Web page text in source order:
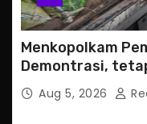
Menkopolkam
Demontrasi,
Aug 5, 2026